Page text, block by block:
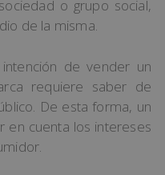
o grupo social,
de la misma.
de vender un
requiere saber de
De esta forma, un
en cuenta los intereses